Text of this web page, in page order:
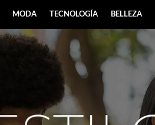
MODA TECNOLOGÍA BELLEZA